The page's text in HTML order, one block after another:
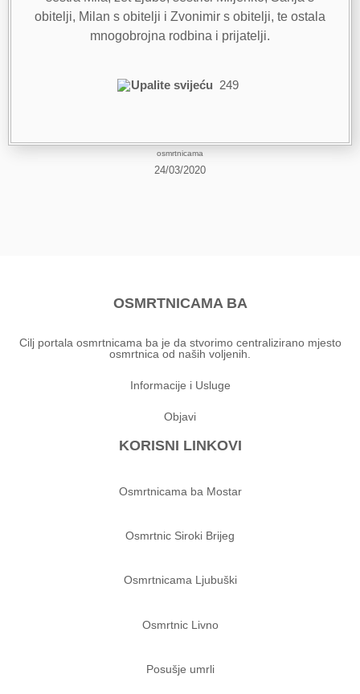
obitelji, Milan s obitelji i Zvonimir s obitelji, te ostala
mnogobrojna rodbina i prijatelji.
Upalite svijeću 249
osmrtnicama
24/03/2020
OSMRTNICAMA BA
Cilj portala osmrtnicama ba je da stvorimo centralizirano mjesto
osmrtnica od naših voljenih.
Informacije i Usluge
Objavi
KORISNI LINKOVI
Osmrtnicama ba Mostar
Osmrtnic Siroki Brijeg
Osmrtnicama Ljubuški
Osmrtnic Livno
Posušje umrli